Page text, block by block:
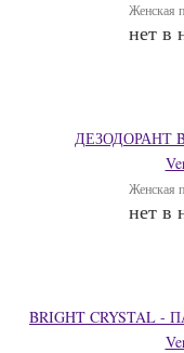
Женская
нет в
ДЕЗОДОРАНТ
Женская
нет в
BRIGHT CRYSTAL